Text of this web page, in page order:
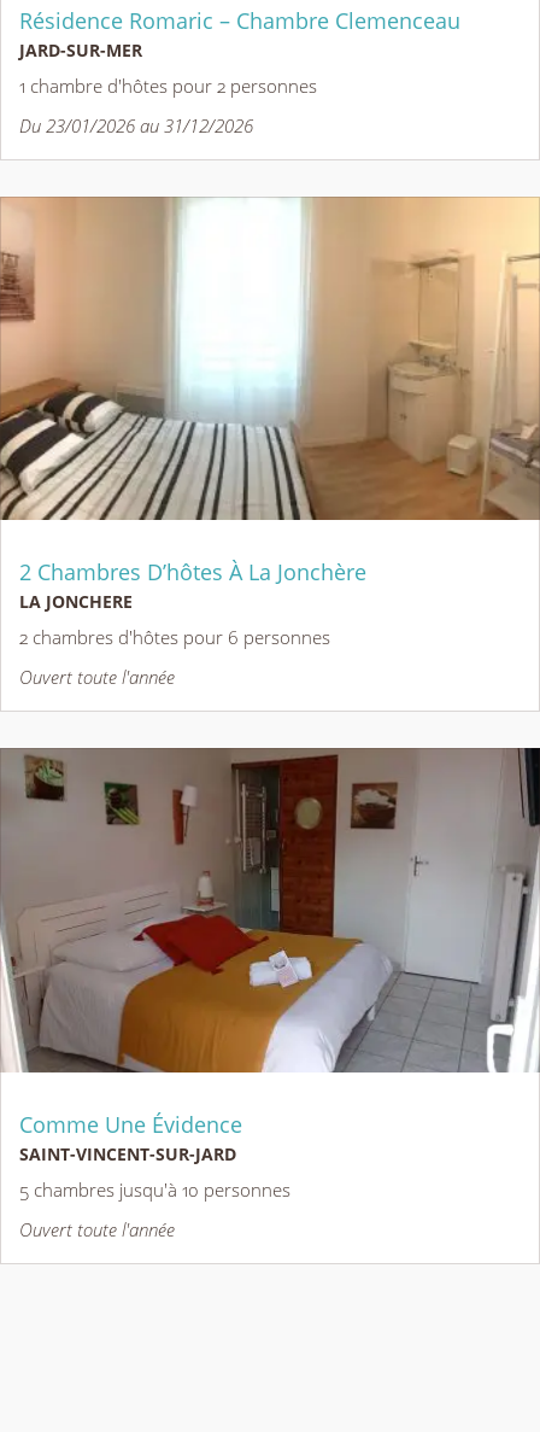
Résidence Romaric – Chambre Clemenceau
JARD-SUR-MER
1 chambre d'hôtes pour 2 personnes
Du 23/01/2026 au 31/12/2026
2 Chambres D’hôtes À La Jonchère
LA JONCHERE
2 chambres d'hôtes pour 6 personnes
Ouvert toute l'année
Comme Une Évidence
SAINT-VINCENT-SUR-JARD
5 chambres jusqu'à 10 personnes
Ouvert toute l'année